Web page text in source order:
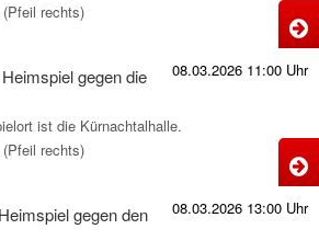
rechts)
08.03.2026 11:00 Uhr
gegen die
ist die Kürnachtalhalle.
rechts)
08.03.2026 13:00 Uhr
gegen den